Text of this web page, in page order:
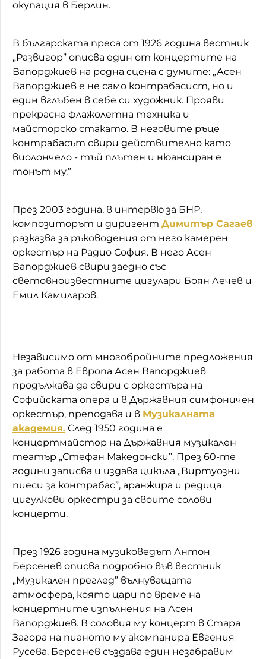
окупация в Берлин.
В българската преса от 1926 година вестник
„Развигор” описва един от концертите на
Вапорджиев на родна сцена с думите: „Асен
Вапорджиев е не само контрабасист, но и
един вглъбен в себе си художник. Прояви
прекрасна флажолетна техника и
майсторско стакато. В неговите ръце
контрабасът свири действително като
виолончело - тъй плътен и нюансиран е
тонът му.”
През 2003 година, в интервю за БНР,
композиторът и диригент Димитър Сагаев
разказва за ръководения от него камерен
оркестър на Радио София. В него Асен
Вапорджиев свири заедно със
световноизвестните цигулари Боян Лечев и
Емил Камиларов.
Независимо от многобройните предложения
за работа в Европа Асен Вапорджиев
продължава да свири с оркестъра на
Софийската опера и в Държавния симфоничен
оркестър, преподава и в Музикалната
академия. След 1950 година е
концертмайстор на Държавния музикален
театър „Стефан Македонски”. През 60-те
години записва и издава цикъла „Виртуозни
пиеси за контрабас”, аранжира и редица
цигулкови оркестри за своите солови
концерти.
През 1926 година музиковедът Антон
Берсенев описва подробно във вестник
„Музикален преглед” вълнуващата
атмосфера, която цари по време на
концертните изпълнения на Асен
Вапорджиев. В соловия му концерт в Стара
Загора на пианото му акомпанира Евгения
Русева. Берсенев създава един незабравим